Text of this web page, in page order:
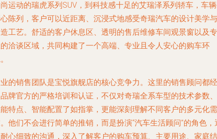
运动的瑞虎系列SUV，到科技感十足的艾瑞泽系列轿车，车
陈列，客户可以近距离、沉浸式地感受奇瑞汽车的设计美学与
工艺。舒适的客户休息区、透明的售后维修车间观景窗以及专
洽谈区域，共同构建了一个高端、专业且令人安心的购车环
的销售团队是宝悦旗舰店的核心竞争力。这里的销售顾问都经
牌官方的严格培训和认证，不仅对奇瑞全系车型的技术参数、
特点、智能配置了如指掌，更能深刻理解不同客户的多元化需
他们不会进行简单的推销，而是扮演“汽车生活顾问”的角色，
心细致的沟通，深入了解客户的购车预算、主要用途、家庭结